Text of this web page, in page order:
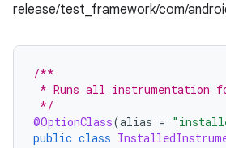
release/test_framework/com/
/**
* Runs all instrumentation
*/
@OptionClass(alias =
public class